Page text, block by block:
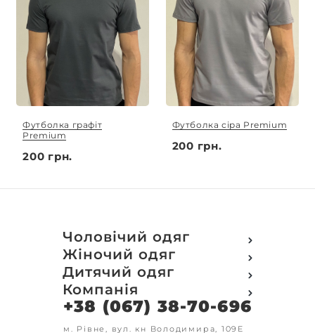
Футболка графіт
Premium
200 грн.
Футболка сіра Premium
200 грн.
Чоловічий одяг
Футболки
Футболки Polo
Кофти
Світшот
Кенгуру
Кофта з замком
Олімпійки
Жіночий одяг
Футболки
Поло
Кофти
Світшот
Дитячий одяг
Футболки
Кофти
Світшоти
Кенгуру
Компанія
Про компанію
Доставка та оплата
Друк на замовлення
+38 (067) 38-70-696
м. Рівне, вул. кн Володимира, 109Е